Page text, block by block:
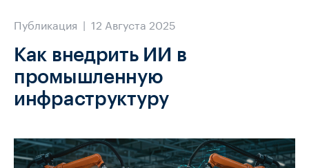
Публикация | 12 Августа 2025
Как внедрить ИИ в
промышленную
инфраструктуру